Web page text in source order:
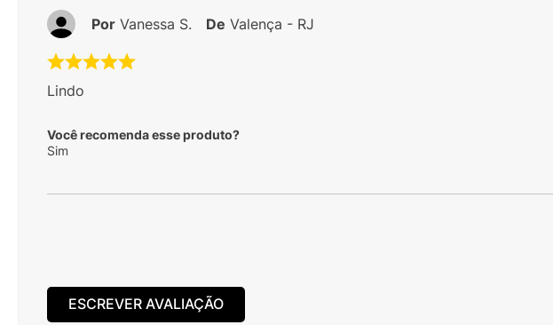
Lindo
Você recomenda esse produto?
Sim
Por Vanessa S. De Valença - RJ
ESCREVER AVALIAÇÃO